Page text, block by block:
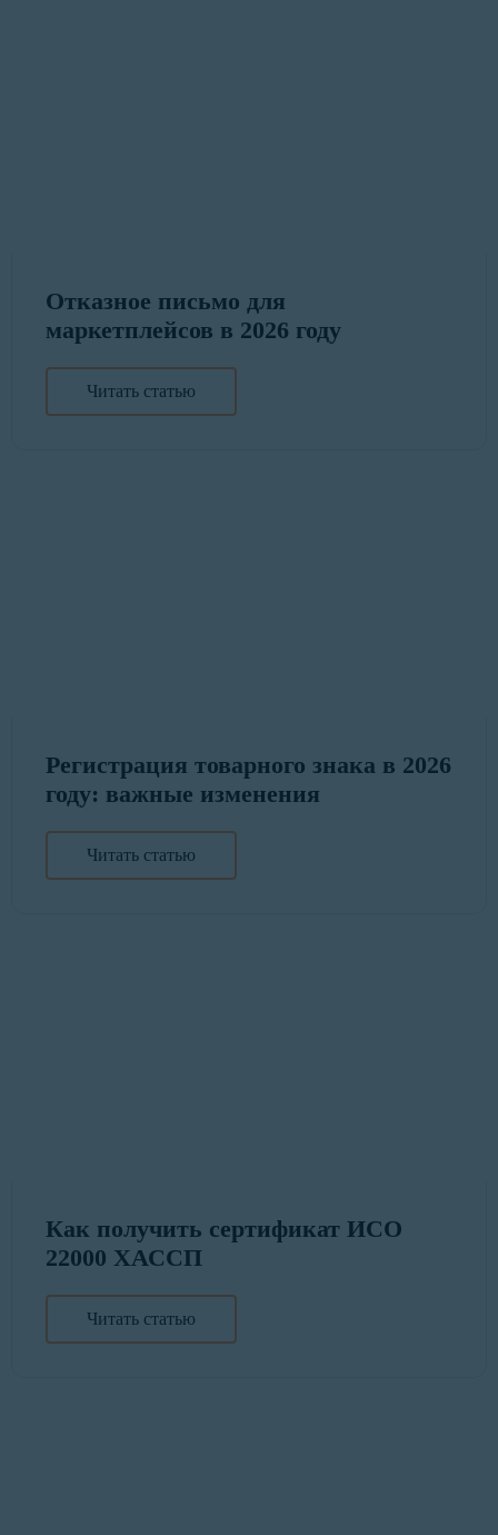
Отказное письмо для
маркетплейсов в 2026 году
Читать статью
Регистрация товарного знака в 2026
году: важные изменения
Читать статью
Как получить сертификат ИСО
22000 ХАССП
Читать статью